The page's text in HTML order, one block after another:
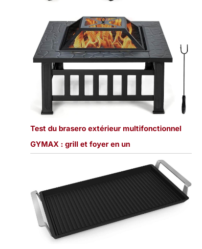
Test du brasero extérieur multifonctionnel
GYMAX : grill et foyer en un